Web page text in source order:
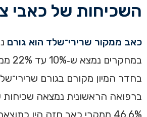
השכיחות של כאבי
כאב ממקור שרירי־שלד הוא גורם
בחדר המיון מקורם בגורם
46.6% ממקרי כאב חזה היו